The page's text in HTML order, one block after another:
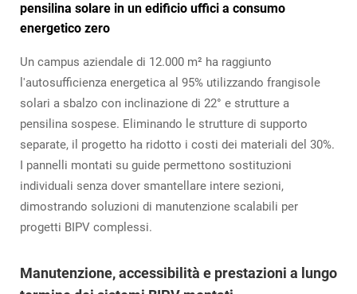
pensilina solare in un edificio uffici a consumo
energetico zero
Un campus aziendale di 12.000 m² ha raggiunto
l'autosufficienza energetica al 95% utilizzando frangisole
solari a sbalzo con inclinazione di 22° e strutture a
pensilina sospese. Eliminando le strutture di supporto
separate, il progetto ha ridotto i costi dei materiali del 30%.
I pannelli montati su guide permettono sostituzioni
individuali senza dover smantellare intere sezioni,
dimostrando soluzioni di manutenzione scalabili per
progetti BIPV complessi.
Manutenzione, accessibilità e prestazioni a lungo